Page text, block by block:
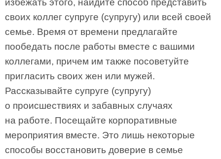
избежать этого, найдите способ представить
своих коллег супруге (супругу) или всей своей
семье. Время от времени предлагайте
пообедать после работы вместе с вашими
коллегами, причем им также посоветуйте
пригласить своих жен или мужей.
Рассказывайте супруге (супругу)
о происшествиях и забавных случаях
на работе. Посещайте корпоративные
мероприятия вместе. Это лишь некоторые
способы восстановить доверие в семье